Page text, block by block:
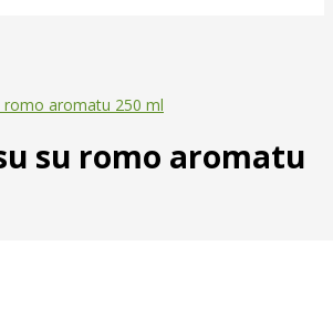
romo aromatu 250 ml
su romo aromatu